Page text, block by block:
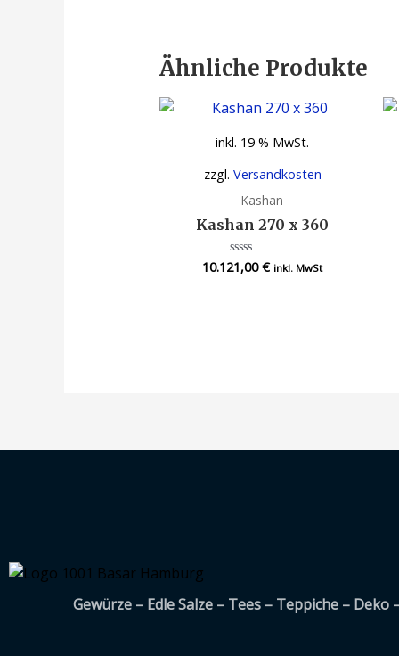
Ähnliche Produkte
inkl. 19 % MwSt.
zzgl. Versandkosten
Kashan
Kashan 270 x 360
Bewertet
mit
10.121,00€ inkl. MwSt
Gewürze – Edle Salze – Tees – Teppiche – Deko